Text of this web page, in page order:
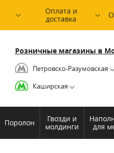
Оплата и
доставка
Розничные магазины в
Петровско-Разумовская
Каширская
Поролон
Гвозди и
молдинги
для